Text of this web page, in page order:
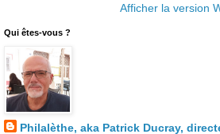
Afficher la version
Qui êtes-vous ?
Philalèthe, aka Patrick Ducray,